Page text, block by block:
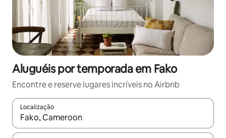
Aluguéis por temporada em Fako
Encontre e reserve lugares incríveis no Airbnb
Localização
Quando os resultados estiverem disponíveis, explore-os